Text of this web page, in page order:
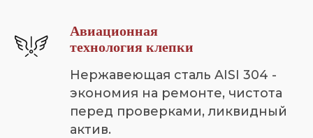
Авиационная
технология клепки
Нержавеющая сталь AISI 304 -
экономия на ремонте, чистота
перед проверками, ликвидный
актив.